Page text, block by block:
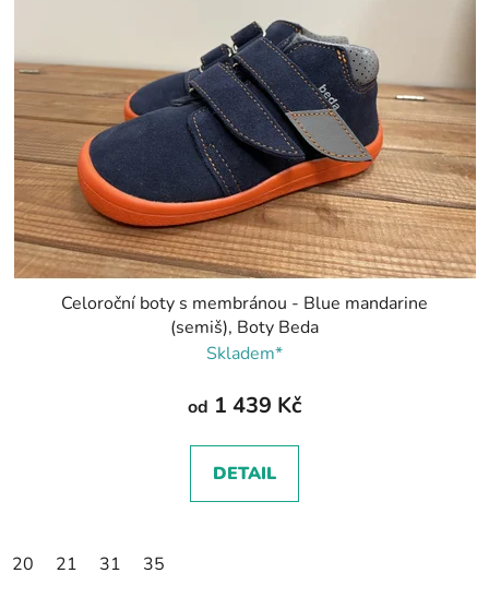
Celoroční boty s membránou - Blue mandarine
(semiš), Boty Beda
Skladem*
od 1 439 Kč
DETAIL
20 21 31 35